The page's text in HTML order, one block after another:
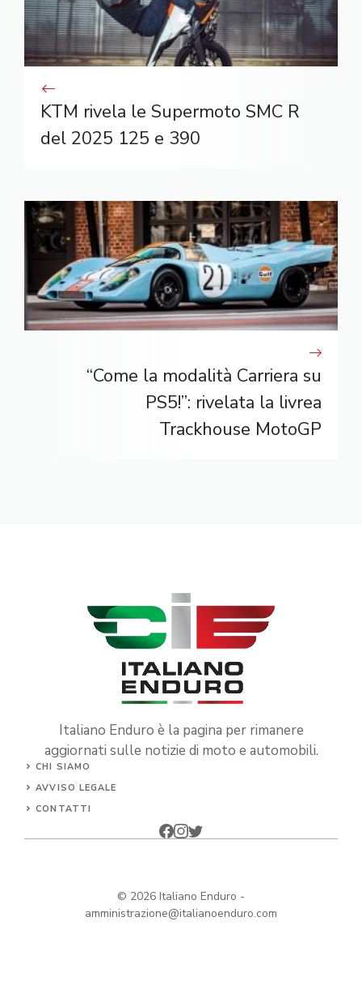
KTM rivela le Supermoto SMC R
del 2025 125 e 390
“Come la modalità Carriera su
PS5!”: rivelata la livrea
Trackhouse MotoGP
Italiano Enduro è la pagina per rimanere
aggiornati sulle notizie di moto e automobili.
CHI SIAMO
AVVISO LEGALE
CONTATTI
© 2026 Italiano Enduro -
amministrazione@italianoenduro.com